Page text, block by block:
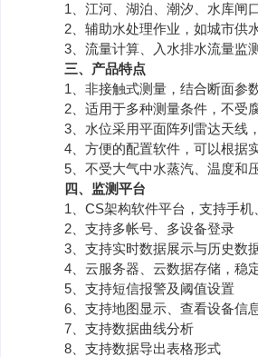
1、江河、湖泊、潮汐、水库闸口
2、辅助水处理作业，如城市供水
3、流量计算、入水排水流量监测
三、产品特点
1、非接触式测量，结合断面参数
2、适用于多种测量条件，不受腐
3、水位采用平面阵列雷达天线，
4、方便的配置软件，可以根据实
5、不受大气中水蒸汽、温度和
四、监测平台
1、CS架构软件平台，支持手机
2、支持多帐号、多设备登录
3、支持实时数据展示与历史数
4、云服务器、云数据存储，稳定
5、支持短信报警及阈值设置
6、支持地图显示、查看设备信息
7、支持数据曲线分析
8、支持数据导出表格形式